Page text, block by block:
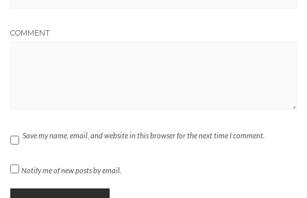
COMMENT
Save my name, email, and website in this browser for the next time I comment.
Notify me of new posts by email.